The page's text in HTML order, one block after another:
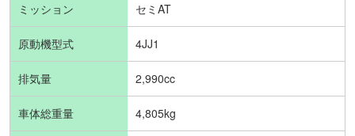
ミッション セミAT
原動機型式 4JJ1
排気量 2,990cc
車体総重量 4,805kg